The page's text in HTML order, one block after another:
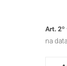
Art. 2º
na